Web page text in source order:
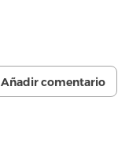
Añadir comentario